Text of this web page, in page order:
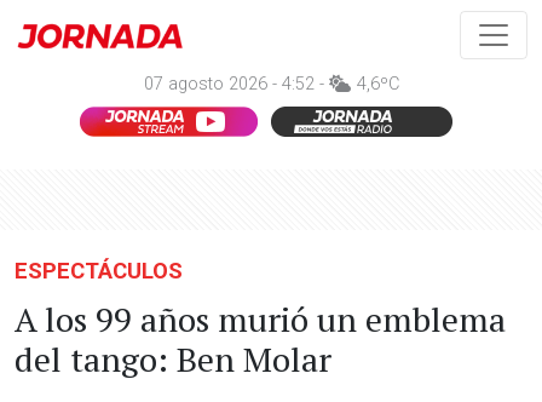
07 agosto 2026 - 4:52 - 4,6ºC
ESPECTÁCULOS
A los 99 años murió un emblema
del tango: Ben Molar